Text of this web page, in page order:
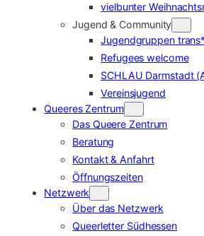
vielbunter
Jugend & Community
Jugendgruppen
Refugees welcome
SCHLAU Darmstadt
Vereinsjugend
Queeres Zentrum
Das Queere Zentrum
Beratung
Kontakt & Anfahrt
Öffnungszeiten
Netzwerk
Über das Netzwerk
Queerletter Südhessen